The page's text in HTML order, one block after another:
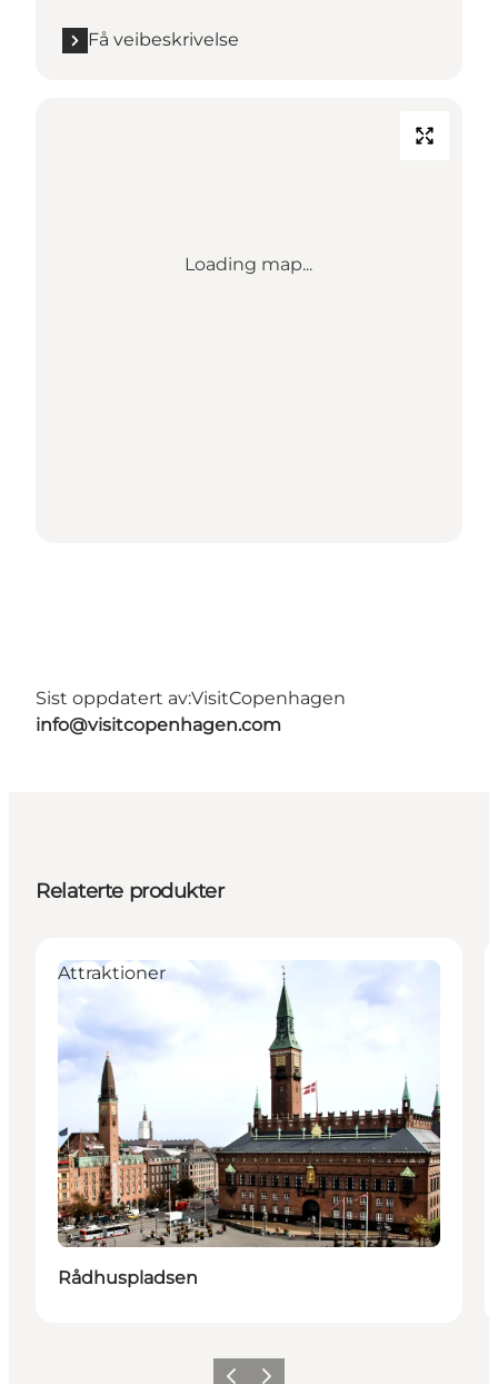
Få veibeskrivelse
Loading map...
Sist oppdatert av:VisitCopenhagen
info@visitcopenhagen.com
Relaterte produkter
Attraktioner
Rådhuspladsen